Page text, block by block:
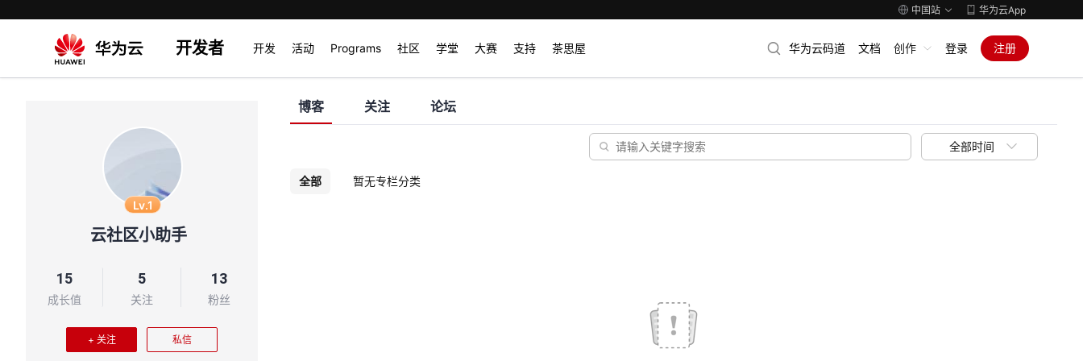
中国站 华为云App
开发者 开发 活动 Programs 社区 学堂 大赛 支持 茶思屋 华为云码道 文档 创作 登录 注册
Lv.1
云社区小助手
15
成长值
5
关注
13
粉丝
+ 关注 私信
博客 关注 论坛
全部时间
全部 暂无专栏分类